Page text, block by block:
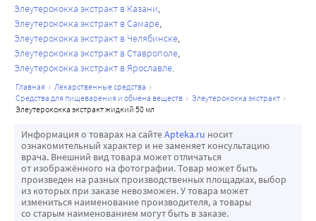
Элеутерококка экстракт в Казани
Элеутерококка экстракт в Самаре
Элеутерококка экстракт в Челябинске
Элеутерококка экстракт в Ставрополе
Элеутерококка экстракт в Ярославле
главная
лекарственные средства
средства для пищеварения и обмена веществ
элеутерококка экстракт
элеутерококка экстракт жидкий 50 мл
Информация о товарах на сайтеApteka.ru носит
ознакомительный характер и не заменяет консультацию
врача. Внешний вид товара может отличаться
от изображённого на фотографии. Товар может быть
произведен на разных производственных площадках, выбор
из которых при заказе невозможен. У товара может
измениться наименование производителя, а товары
со старым наименованием могут быть в заказе.